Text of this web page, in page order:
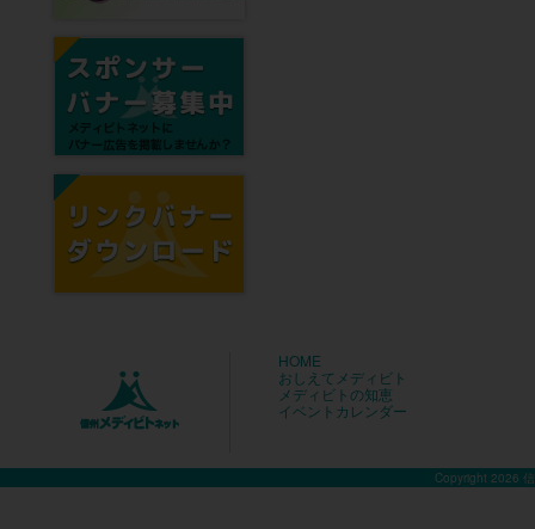
HOME
おしえてメディビト
メディビトの知恵
イベントカレンダー
Copyright 2026